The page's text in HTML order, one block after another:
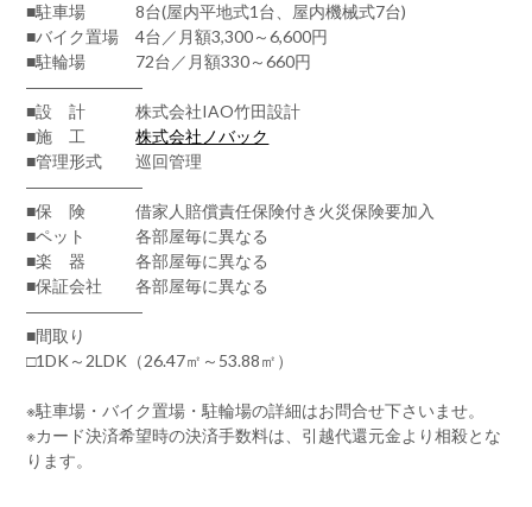
■駐車場 8台(屋内平地式1台、屋内機械式7台)
■バイク置場 4台／月額3,300～6,600円
■駐輪場 72台／月額330～660円
―――――――
■設 計 株式会社IAO竹田設計
■施 工株式会社ノバック
■管理形式 巡回管理
―――――――
■保 険 借家人賠償責任保険付き火災保険要加入
■ペット 各部屋毎に異なる
■楽 器 各部屋毎に異なる
■保証会社 各部屋毎に異なる
―――――――
■間取り
□1DK～2LDK（26.47㎡～53.88㎡）
※駐車場・バイク置場・駐輪場の詳細はお問合せ下さいませ。
※カード決済希望時の決済手数料は、引越代還元金より相殺とな
ります。